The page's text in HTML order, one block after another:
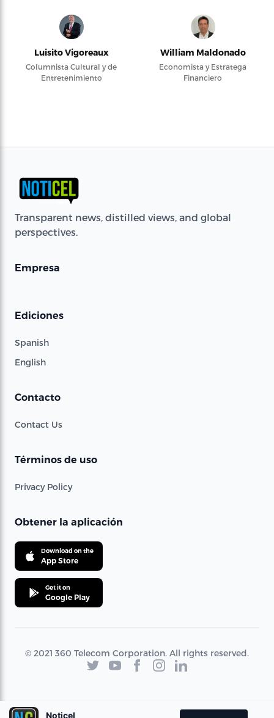
Luisito Vigoreaux
Columnista Cultural y de
Entretenimiento
William Maldonado
Economista y Estratega
Financiero
Transparent news, distilled views, and global
perspectives.
Empresa
Ediciones
Spanish
English
Contacto
Contact Us
Términos de uso
Privacy Policy
Obtener la aplicación
Download on the
App Store
Get it on
Google Play
© 2021 360 Telecom Corporation. All rights reserved.
Noticel